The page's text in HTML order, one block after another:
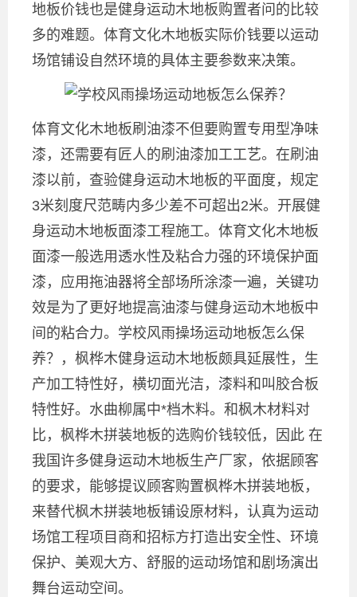
地板价钱也是健身运动木地板购置者问的比较
多的难题。体育文化木地板实际价钱要以运动
场馆铺设自然环境的具体主要参数来决策。
体育文化木地板刷油漆不但要购置专用型净味
漆，还需要有匠人的刷油漆加工工艺。在刷油
漆以前，查验健身运动木地板的平面度，规定
3米刻度尺范畴内多少差不可超出2米。开展健
身运动木地板面漆工程施工。体育文化木地板
面漆一般选用透水性及粘合力强的环境保护面
漆，应用拖油器将全部场所涂漆一遍，关键功
效是为了更好地提高油漆与健身运动木地板中
间的粘合力。学校风雨操场运动地板怎么保
养？，枫桦木健身运动木地板颇具延展性，生
产加工特性好，横切面光洁，漆料和叫胶合板
特性好。水曲柳属中*档木料。和枫木材料对
比，枫桦木拼装地板的选购价钱较低，因此 在
我国许多健身运动木地板生产厂家，依据顾客
的要求，能够提议顾客购置枫桦木拼装地板，
来替代枫木拼装地板铺设原材料，认真为运动
场馆工程项目商和招标方打造出安全性、环境
保护、美观大方、舒服的运动场馆和剧场演出
舞台运动空间。